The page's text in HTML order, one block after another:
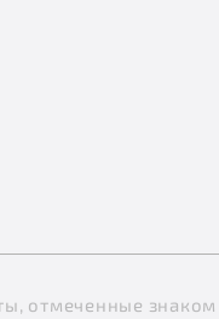
отмеченные знаком